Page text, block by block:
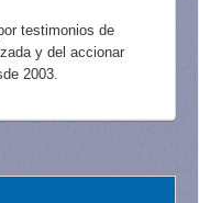
testimonios de
y del accionar
2003.